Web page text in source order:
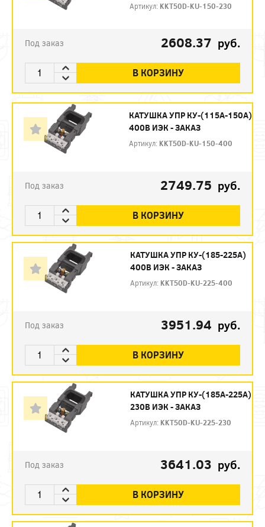
Артикул: KKT50D-KU-150-230
Под заказ 2608.37 руб.
В КОРЗИНУ
КАТУШКА УПР КУ-(115А-150А)
400В ИЭК - ЗАКАЗ
Артикул: KKT50D-KU-150-400
Под заказ 2749.75 руб.
В КОРЗИНУ
КАТУШКА УПР КУ-(185-225А)
400В ИЭК - ЗАКАЗ
Артикул: KKT50D-KU-225-400
Под заказ 3951.94 руб.
В КОРЗИНУ
КАТУШКА УПР КУ-(185А-225А)
230В ИЭК - ЗАКАЗ
Артикул: KKT50D-KU-225-230
Под заказ 3641.03 руб.
В КОРЗИНУ